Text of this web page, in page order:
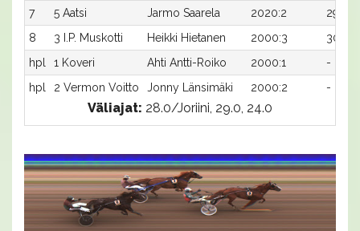
7
5 Aatsi Jarmo Saarela 2020:2
29,3x
8
3 I.P. Muskotti Heikki Hietanen 2000:3
30,5x
hpl
1 Koveri Ahti Antti-Roiko 2000:1
-
hpl
2 Vermon Voitto Jonny Länsimäki 2000:2 -
Väliajat: 28.0/Joriini, 29.0, 24.0